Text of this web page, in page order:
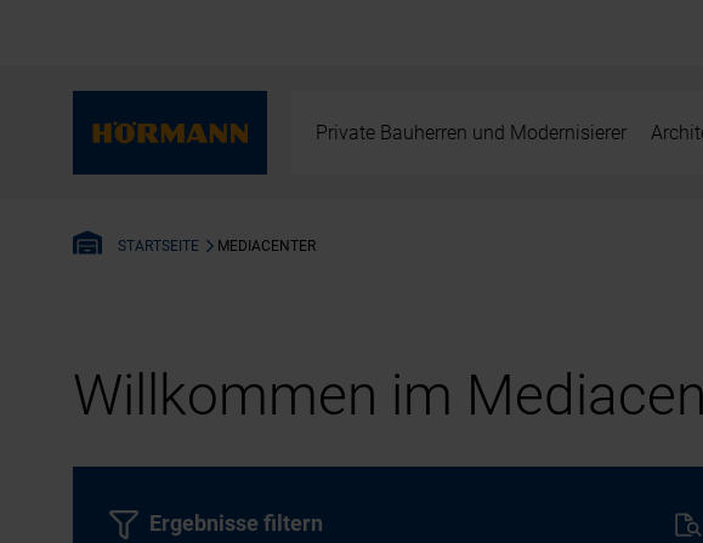
Private Bauherren und Modernisierer
STARTSEITE MEDIACENTER
Willkommen im
Ergebnisse filtern